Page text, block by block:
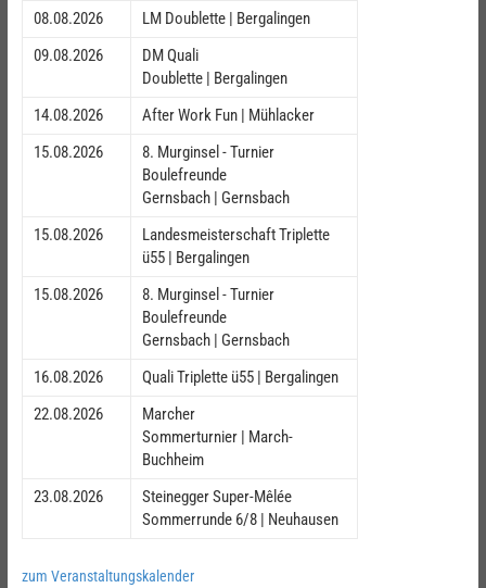
08.08.2026
LM Doublette | Bergalingen
09.08.2026
DM Quali
Doublette | Bergalingen
14.08.2026
After Work Fun | Mühlacker
15.08.2026
8. Murginsel - Turnier
Boulefreunde
Gernsbach | Gernsbach
15.08.2026
Landesmeisterschaft Triplette
ü55 | Bergalingen
15.08.2026
8. Murginsel - Turnier
Boulefreunde
Gernsbach | Gernsbach
16.08.2026
Quali Triplette ü55 | Bergalingen
22.08.2026
Marcher
Sommerturnier | March-
Buchheim
23.08.2026
Steinegger Super-Mêlée
Sommerrunde 6/8 | Neuhausen
zum Veranstaltungskalender